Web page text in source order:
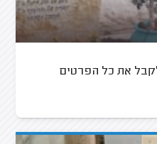
את כל הפרטים